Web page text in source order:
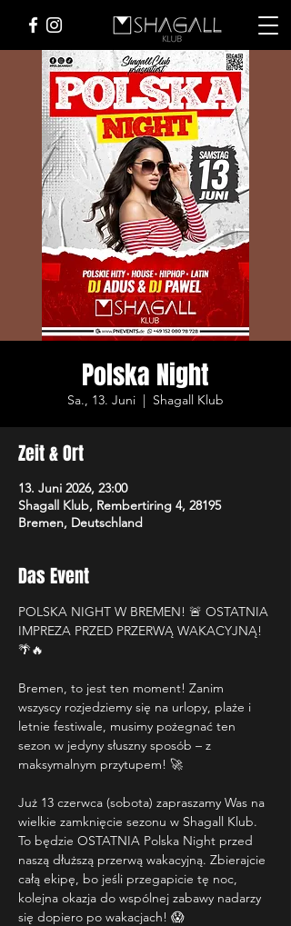
Polska Night
Sa., 13. Juni
  |
Shagall Klub
Zeit & Ort
13. Juni 2026, 23:00
Shagall Klub, Rembertiring 4, 28195
Bremen, Deutschland
Das Event
POLSKA NIGHT W BREMEN! 🚨 OSTATNIA
IMPREZA PRZED PRZERWĄ WAKACYJNĄ!
🌴🔥
Bremen, to jest ten moment! Zanim
wszyscy rozjedziemy się na urlopy, plaże i
letnie festiwale, musimy pożegnać ten
sezon w jedyny słuszny sposób – z
maksymalnym przytupem! 🚀
Już 13 czerwca (sobota) zapraszamy Was na
wielkie zamknięcie sezonu w Shagall Klub.
To będzie OSTATNIA Polska Night przed
naszą dłuższą przerwą wakacyjną. Zbierajcie
całą ekipę, bo jeśli przegapicie tę noc,
kolejna okazja do wspólnej zabawy nadarzy
się dopiero po wakacjach! 😱